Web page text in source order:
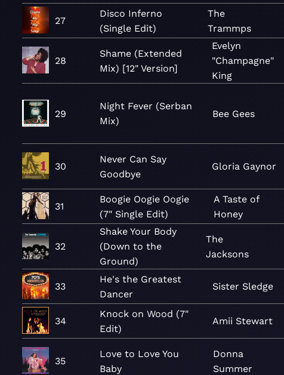
27
Disco Inferno
(Single Edit)
The
Trammps
28
Shame (Extended
Mix) [12" Version]
Evelyn
"Champagne"
King
29
Night Fever (Serban
Mix)
Bee Gees
30
Never Can Say
Goodbye
Gloria Gaynor
31
Boogie Oogie Oogie
(7" Single Edit)
A Taste of
Honey
32
Shake Your Body
(Down to the
Ground)
The
Jacksons
33
He's the Greatest
Dancer
Sister Sledge
34
Knock on Wood (7"
Edit)
Amii Stewart
35
Love to Love You
Baby
Donna
Summer